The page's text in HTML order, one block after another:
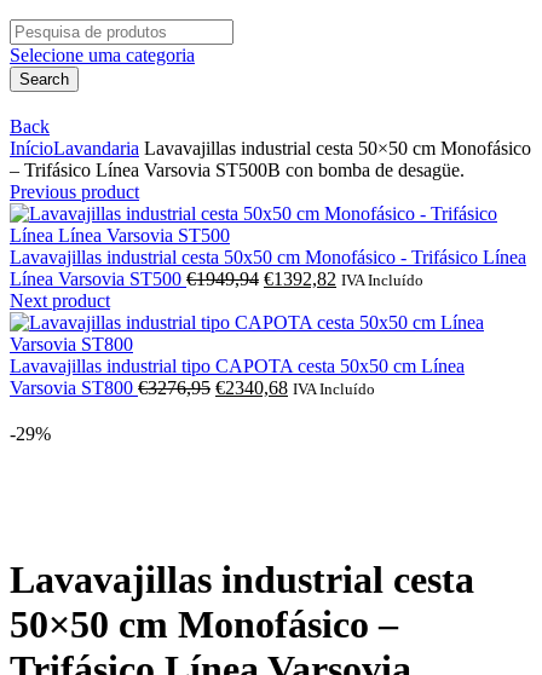
Search
for:
Selecione uma categoria
Search
Back
InícioLavandaria Lavavajillas industrial cesta 50×50 cm Monofásico
– Trifásico Línea Varsovia ST500B con bomba de desagüe.
Previous product
Lavavajillas industrial cesta 50x50 cm Monofásico - Trifásico Línea
Línea Varsovia ST500 €1949,94 O
original
€1949,94.
€1392,82 O
atual
€1392,82.
IVA Incluído
Next product
Lavavajillas industrial tipo CAPOTA cesta 50x50 cm Línea
Varsovia ST800 €3276,95 O
€2340,68OIVA Incluído
-29%
Lavavajillas industrial cesta
50×50 cm Monofásico –